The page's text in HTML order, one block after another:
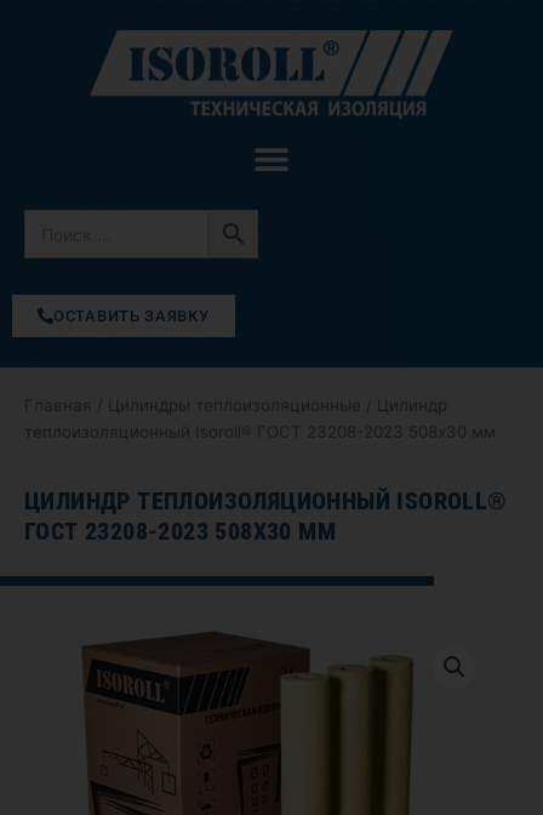
содержимому
ОСТАВИТЬ ЗАЯВКУ
Главная Цилиндры теплоизоляционные / Цилиндр
теплоизоляционный Isoroll® ГОСТ 23208-2023 508х30 мм
ЦИЛИНДР ТЕПЛОИЗОЛЯЦИОННЫЙ ISOROLL®
ГОСТ 23208-2023 508Х30 ММ